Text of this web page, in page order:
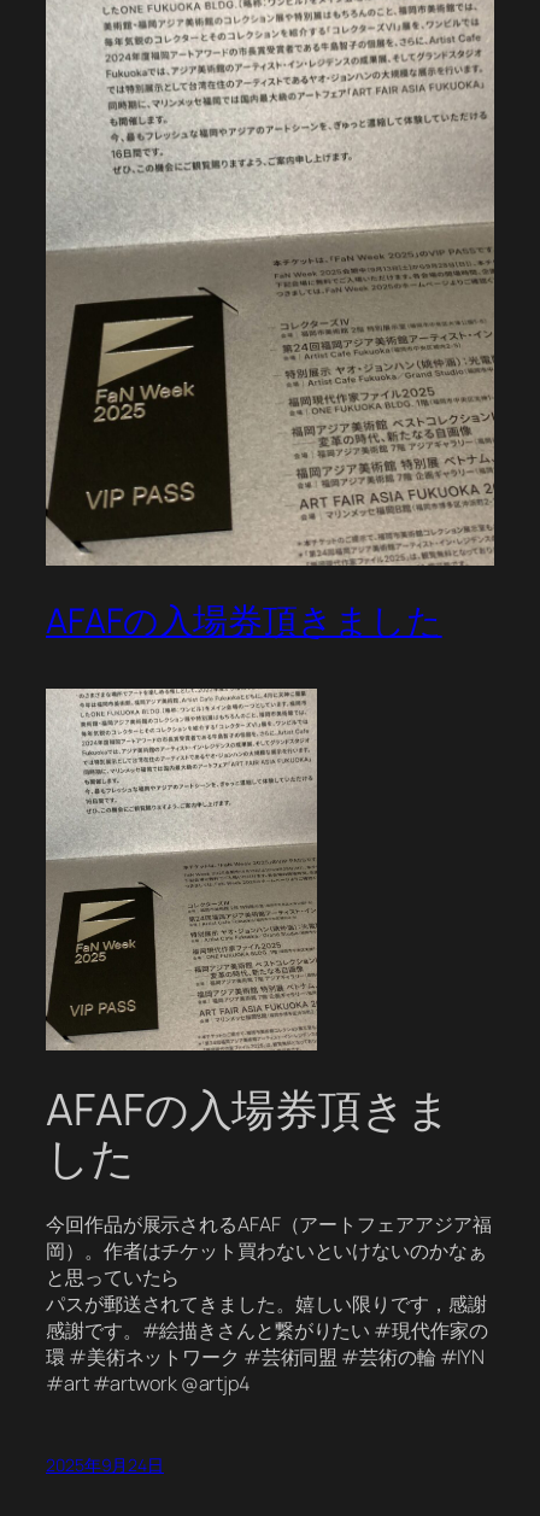
AFAFの入場券頂きました
AFAFの入場券頂きま
した
今回作品が展示されるAFAF（アートフェアアジア福
岡）。作者はチケット買わないといけないのかなぁ
と思っていたら
パスが郵送されてきました。嬉しい限りです，感謝
感謝です。#絵描きさんと繋がりたい #現代作家の
環 #美術ネットワーク #芸術同盟 #芸術の輪 #IYN
#art #artwork @artjp4
2025年9月24日